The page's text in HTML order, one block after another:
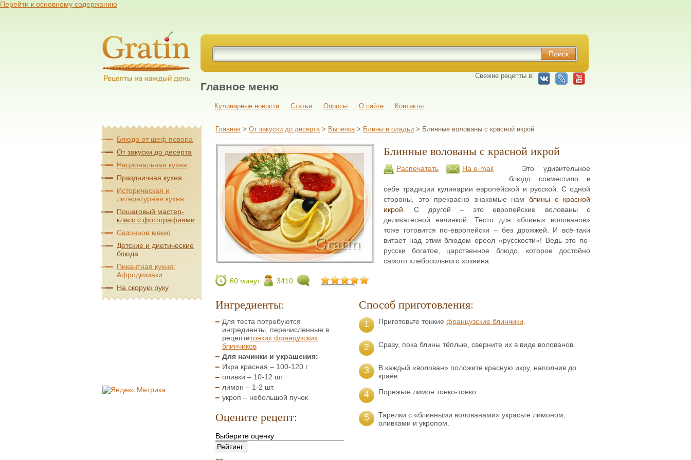
Перейти к основному содержанию
Свежие рецепты в:
Главное меню
Кулинарные новости Cтатьи Опросы О сайте Контакты
Главная > От закуски до десерта > Выпечка > Блины и оладьи > Блинные волованы с красной икрой
60 минут 3410
Блинные волованы с красной икрой
Распечатать На e-mail
Это удивительное
блюдо совместило в
себе традиции кулинарии европейской и русской. С одной
стороны, это прекрасно знакомые намблины с красной
икрой . С другой – это европейские волованы с
деликатесной начинкой. Тесто для «блиных волованов»
тоже готовится по-европейски – без дрожжей. И всё-таки
витает над этим блюдом ореол «русскости»! Ведь это по-
русски богатое, царственное блюдо, которое достойно
самого хлебосольного хозяина.
Ингредиенты:
Для теста потребуются
ингредиенты, перечисленные в
рецептетонких французских
блинчиков
Для начинки и украшения:
Икра красная – 100-120 г
оливки – 10-12 шт.
лимон – 1-2 шт.
укроп – небольшой пучок
Оцените рецепт:
Способ приготовления:
1 Приготовьте тонкие французские блинчики
2 Сразу, пока блины тёплые, сверните их в виде волованов.
3
В каждый «волован» положите красную икру, наполнив до
краёв.
4 Порежьте лимон тонко-тонко.
5
Тарелки с «блинными волованами» украсьте лимоном,
оливками и укропом.
Блюда от шеф повара
От закуски до десерта
Национальная кухня
Праздничная кухня
Историческая и
литературная кухня
Пошаговый мастер-
класс с фотографиями
Сезонное меню
Детские и диетические
блюда
Пикантная кухня:
Афродизиаки
На скорую руку